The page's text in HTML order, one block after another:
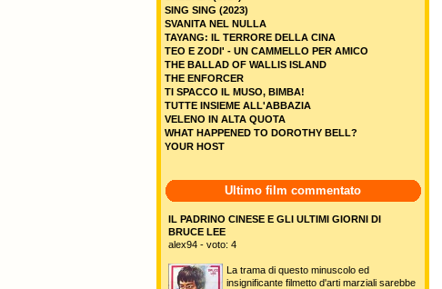
SING SING (2023)
SVANITA NEL NULLA
TAYANG: IL TERRORE DELLA CINA
TEO E ZODI' - UN CAMMELLO PER AMICO
THE BALLAD OF WALLIS ISLAND
THE ENFORCER
TI SPACCO IL MUSO, BIMBA!
TUTTE INSIEME ALL'ABBAZIA
VELENO IN ALTA QUOTA
WHAT HAPPENED TO DOROTHY BELL?
YOUR HOST
Ultimo film commentato
IL PADRINO CINESE E GLI ULTIMI GIORNI DI
BRUCE LEE
alex94 - voto: 4
La trama di questo minuscolo ed
insignificante filmetto d'arti marziali sarebbe